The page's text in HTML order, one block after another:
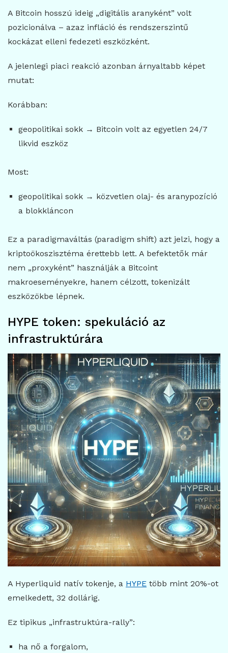
A Bitcoin hosszú ideig „digitális aranyként” volt
pozicionálva – azaz infláció és rendszerszintű
kockázat elleni fedezeti eszközként.
A jelenlegi piaci reakció azonban árnyaltabb képet
mutat:
Korábban:
geopolitikai sokk → Bitcoin volt az egyetlen 24/7
likvid eszköz
Most:
geopolitikai sokk → közvetlen olaj- és aranypozíció
a blokkláncon
Ez a paradigmaváltás (paradigm shift) azt jelzi, hogy a
kriptoökoszisztéma érettebb lett. A befektetők már
nem „proxyként” használják a Bitcoint
makroeseményekre, hanem célzott, tokenizált
eszközökbe lépnek.
HYPE token: spekuláció az
infrastruktúrára
A Hyperliquid natív tokenje, a HYPE több mint 20%-ot
emelkedett, 32 dollárig.
Ez tipikus „infrastruktúra-rally”:
ha nő a forgalom,